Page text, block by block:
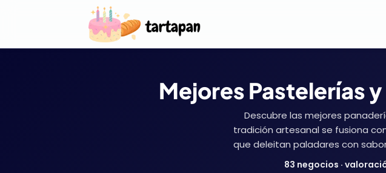
Mejores Pastelerías
Descubre las mejores
tradición artesanal se fusiona
que deleitan paladares con
83 negocios ·